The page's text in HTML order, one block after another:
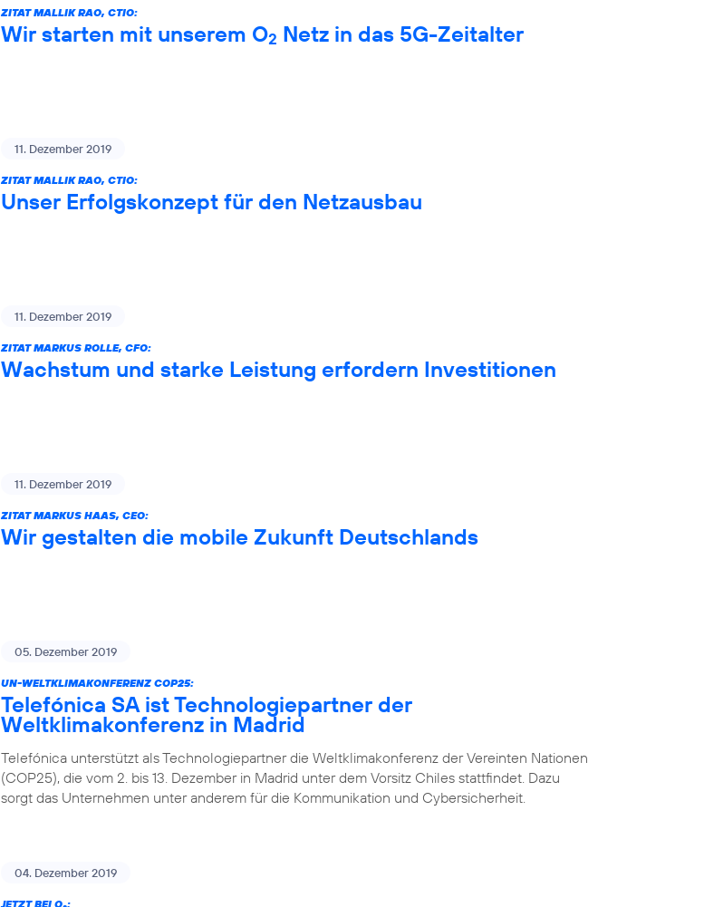
ZITAT MALLIK RAO, CTIO:
Wir starten mit unserem O2 Netz in das 5G-Zeitalter
11. Dezember 2019
ZITAT MALLIK RAO, CTIO:
Unser Erfolgskonzept für den Netzausbau
11. Dezember 2019
ZITAT MARKUS ROLLE, CFO:
Wachstum und starke Leistung erfordern Investitionen
11. Dezember 2019
ZITAT MARKUS HAAS, CEO:
Wir gestalten die mobile Zukunft Deutschlands
05. Dezember 2019
UN-WELTKLIMAKONFERENZ COP25:
Telefónica SA ist Technologiepartner der
Weltklimakonferenz in Madrid
Telefónica unterstützt als Technologiepartner die Weltklimakonferenz der Vereinten Nationen
(COP25), die vom 2. bis 13. Dezember in Madrid unter dem Vorsitz Chiles stattfindet. Dazu
sorgt das Unternehmen unter anderem für die Kommunikation und Cybersicherheit.
04. Dezember 2019
JETZT BEI O :